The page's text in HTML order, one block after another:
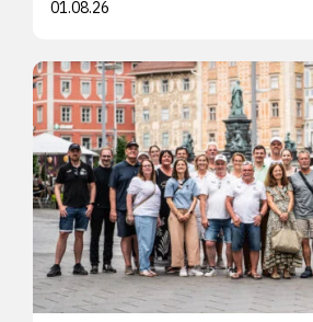
01.08.26